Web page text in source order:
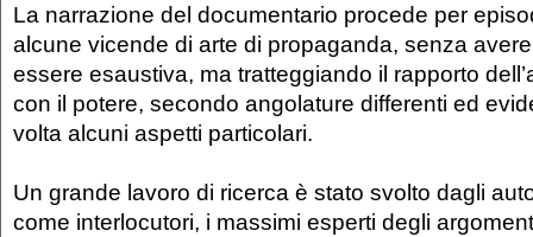
La narrazione del documentario procede per
alcune vicende di arte di propaganda, senza
essere esaustiva, ma tratteggiando il rapporto
con il potere, secondo angolature differenti ed
volta alcuni aspetti particolari.
Un grande lavoro di ricerca è stato svolto dagli
come interlocutori, i massimi esperti degli